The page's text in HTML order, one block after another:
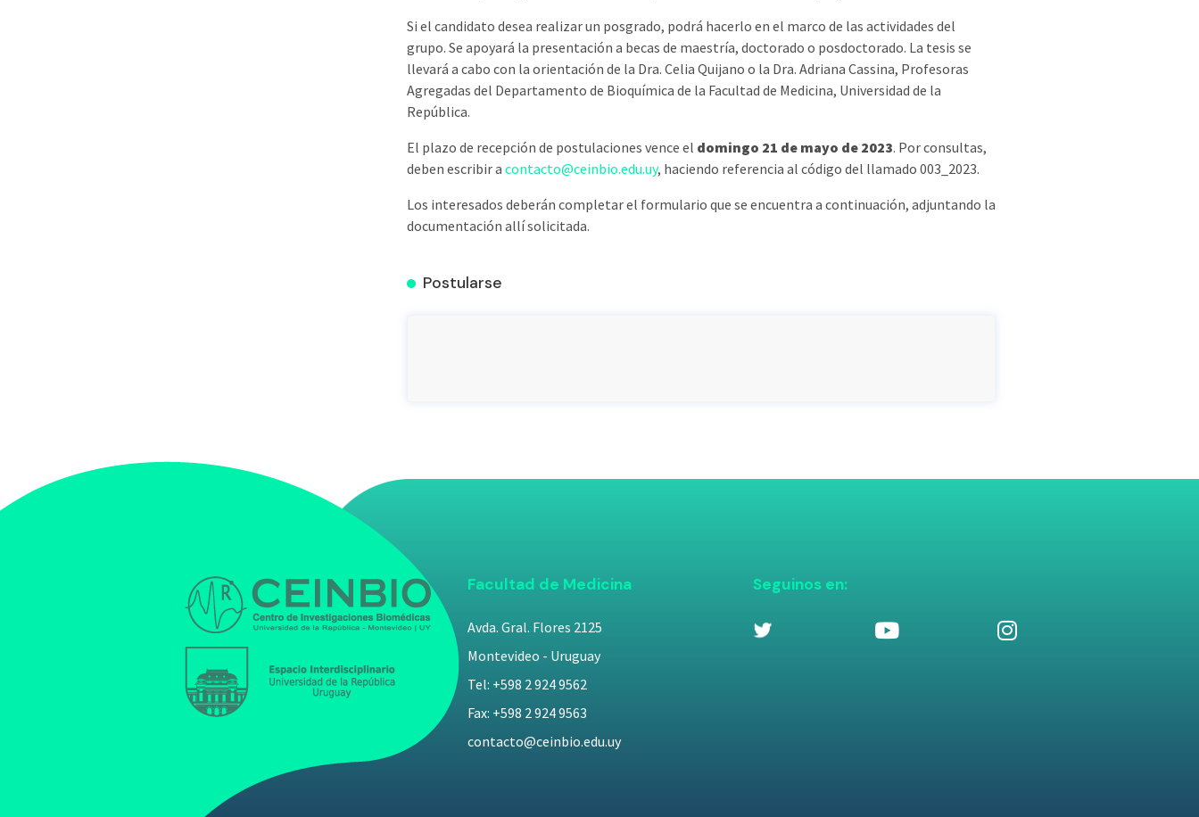
Si el candidato desea realizar un posgrado, podrá hacerlo en el marco de las actividades del
grupo. Se apoyará la presentación a becas de maestría, doctorado o posdoctorado. La tesis se
llevará a cabo con la orientación de la Dra. Celia Quijano o la Dra. Adriana Cassina, Profesoras
Agregadas del Departamento de Bioquímica de la Facultad de Medicina, Universidad de la
República.
El plazo de recepción de postulaciones vence el domingo 21 de mayo de 2023. Por consultas,
deben escribir a contacto@ceinbio.edu.uy, haciendo referencia al código del llamado 003_2023.
Los interesados deberán completar el formulario que se encuentra a continuación, adjuntando la
documentación allí solicitada.
Postularse
Facultad de Medicina
Avda. Gral. Flores 2125
Montevideo - Uruguay
Tel: +598 2 924 9562
Fax: +598 2 924 9563
contacto@ceinbio.edu.uy
Seguinos en: